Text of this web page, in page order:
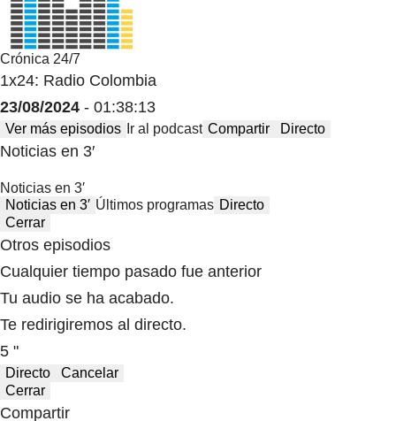
Crónica 24/7
1x24: Radio Colombia
23/08/2024 - 01:38:13
Ver más episodios Ir al podcast Compartir Directo
Noticias en 3′
Noticias en 3′
Noticias en 3′ Últimos programas Directo
Cerrar
Otros episodios
Cualquier tiempo pasado fue anterior
Tu audio se ha acabado.
Te redirigiremos al directo.
5 "
Directo
Cancelar
Cerrar
Compartir